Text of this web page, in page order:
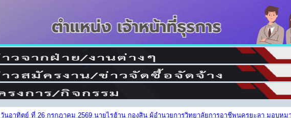
วันอาทิตย์ ที่ 26 กรกฎาคม 2569 นายไรฮ้าน กองสิน ผู้อำนวยการวิทยาลัยการอาชีพนครยะลา มอบหม